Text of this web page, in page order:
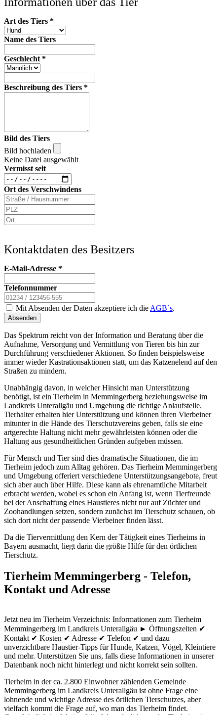
Art des Tiers *
Name des Tiers
Geschlecht *
Beschreibung des Tiers *
Bild des Tiers
Bild hochladen
Keine Datei ausgewählt
Vermisst seit
Ort des Verschwindens
Kontaktdaten des Besitzers
E-Mail-Adresse *
Telefonnummer
Mit Absenden der Daten akzeptiere ich die AGB`s.
Absenden
Das Spektrum reicht von der Information und Beratung über die
Aufnahme, Versorgung und Vermittlung von Tieren bis hin zur
Durchführung verschiedener Aktionen. So finden beispielsweise
immer wieder Kastrationsaktionen statt, um das Katzenelend auf den
Straßen zu mindern.
Unabhängig davon, in welcher Hinsicht man Unterstützung
benötigt, ist ein Tierheim in Memmingerberg beziehungsweise im
Landkreis Unterallgäu und Umgebung die richtige Anlaufstelle.
Tierhalter erhalten hier Unterstützung und können ihren Vierbeiner
mitunter in die Hände des Tierschutzvereins geben, falls sie eine
artgerechte Haltung nicht mehr gewährleisten können oder die
Haltung aus gesundheitlichen Gründen aufgeben müssen.
Für Mensch und Tier sind dies dramatische Situationen, die im
Tierheim jedoch zum Alltag gehören. Das Tierheim Memmingerberg
und Umgebung offeriert verschiedene Unterstützungsangebote, freut
sich aber auch über Hilfe. Diese kann als ehrenamtliche Mitarbeit
erbracht werden, wobei es schon ein Anfang ist, wenn Tierfreunde
bei der Anschaffung eines Haustieres nicht nur auf Züchter und
Zoohandlungen setzen, sondern zunächst im Tierschutz schauen, ob
sich dort nicht der passende Vierbeiner finden lässt.
Da die Tiervermittlung den Kern der Tätigkeit eines Tierheims in
Bayern ausmacht, liegt darin die größte Hilfe für den örtlichen
Tierschutz.
Tierheim Memmingerberg - Telefon,
Kontakt und Adresse
Jetzt neu im Tierheim Verzeichnis: Informationen zum Tierheim
Memmingerberg im Landkreis Unterallgäu ► Öffnungszeiten ✔
Kontakt ✔ Kosten ✔ Adresse ✔ Telefon ✔ und dazu
unverzichtbare Haustier-Tipps für Hunde, Katzen, Vögel, Kleintiere
und mehr. Unterstützen Sie uns, falls diese Informationen in unserer
Datenbank noch nicht hinterlegt und nicht korrekt sein sollten.
Tierheim in der ca. 2.800 Einwohner zählenden Gemeinde
Memmingerberg im Landkreis Unterallgäu ist ohne Frage eine
lohnende und wichtige Adresse des örtlichen Tierschutzes, aber
vielfach kommt die Frage auf, wo man das Tierheim findet.